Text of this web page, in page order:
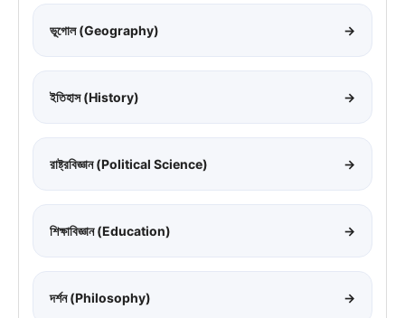
ভূগোল (Geography) →
ইতিহাস (History) →
রাষ্ট্রবিজ্ঞান (Political Science) →
শিক্ষাবিজ্ঞান (Education) →
দর্শন (Philosophy) →